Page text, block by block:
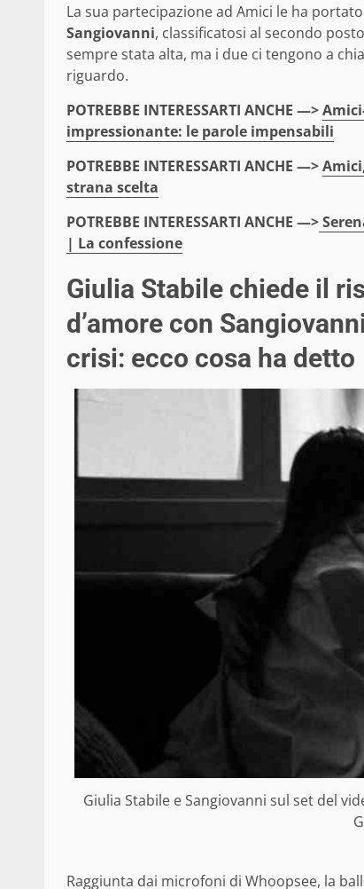
La sua partecipazione ad Amici le ha
Sangiovanni, classificatosi al secondo
sempre stata alta, ma i due ci tengono a
riguardo.
POTREBBE INTERESSARTI ANCHE —>
impressionante: le parole impensabili
POTREBBE INTERESSARTI ANCHE —>
strana scelta
POTREBBE INTERESSARTI ANCHE —>
| La confessione
Giulia Stabile chiede il
d’amore con
crisi: ecco cosa ha detto
Giulia Stabile e Sangiovanni sul set del
Raggiunta dai microfoni di Whoopsee, la